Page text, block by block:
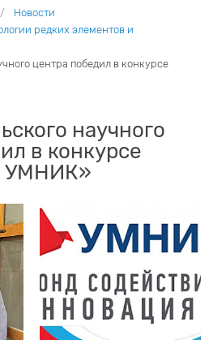
Новости
редких элементов и
центра победил в конкурсе
научного
в конкурсе
УМНИК»